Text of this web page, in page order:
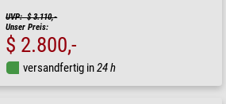
UVP: $ 3.110,-
Unser Preis:
$ 2.800,-
versandfertig in24 h